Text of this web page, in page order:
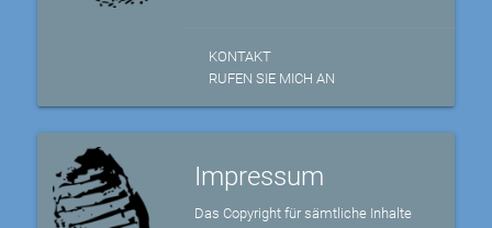
KONTAKT
RUFEN SIE MICH AN
Impressum
Das Copyright für sämtliche Inhalte